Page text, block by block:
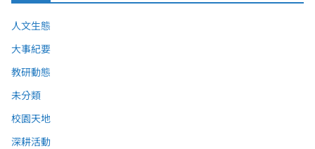
人文生態
大事紀要
教研動態
未分類
校園天地
深耕活動